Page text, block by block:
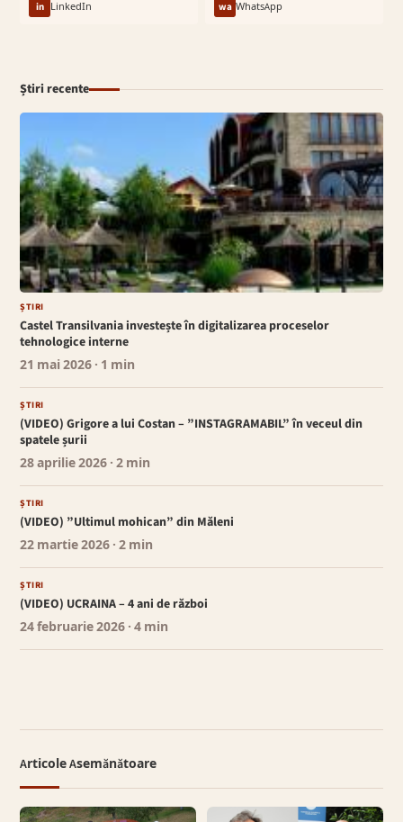
in LinkedIn wa WhatsApp
Știri recente
ȘTIRI
Castel Transilvania investește în digitalizarea proceselor
tehnologice interne
21 mai 2026 · 1 min
ȘTIRI
(VIDEO) Grigore a lui Costan – ”INSTAGRAMABIL” în veceul din
spatele șurii
28 aprilie 2026 · 2 min
ȘTIRI
(VIDEO) ”Ultimul mohican” din Măleni
22 martie 2026 · 2 min
ȘTIRI
(VIDEO) UCRAINA – 4 ani de război
24 februarie 2026 · 4 min
Articole Asemănătoare